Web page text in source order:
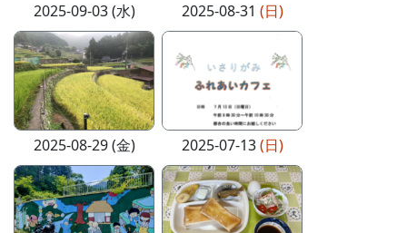
2025-09-03 (水) 2025-08-31 (日)
2025-08-29 (金) 2025-07-13(日)